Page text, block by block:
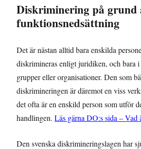
Diskriminering på grund
funktionsnedsättning
Det är nästan alltid bara enskilda
diskrimineras enligt juridiken, och bara
grupper eller organisationer. Den som
diskrimineringen är däremot en viss
det ofta är en enskild person som utför
handlingen.Läs gärna DO:s sida –
Den svenska diskrimineringslagen har